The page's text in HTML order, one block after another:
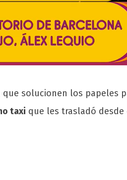
solucionen los papeles
taxi que les trasladó